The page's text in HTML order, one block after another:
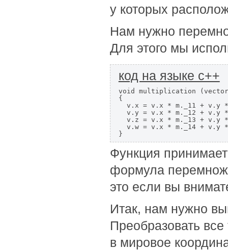
у которых
Нам нужно
Для этого мы
код на языке c++
void multiplication
{
v.x = v.x * m._11 + v.y
v.y = v.x * m._12 + v.y
v.z = v.x * m._13 + v.y
v.w = v.x * m._14 + v.y
}
Функция
формула
это если вы
Итак, нам нужно
Преобразовать
в мировое